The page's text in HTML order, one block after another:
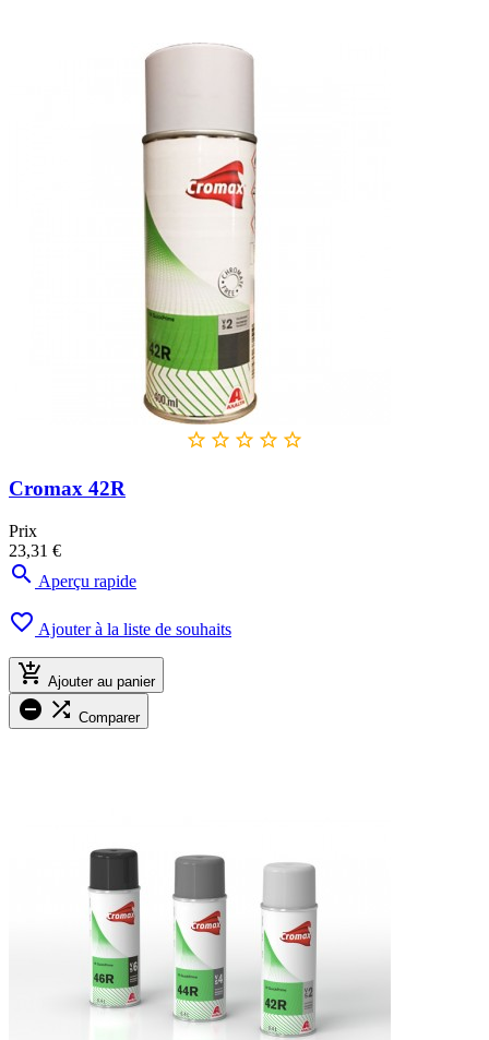
    
Cromax 42R
Prix
23,31 €
 Aperçu rapide
 Ajouter à la liste de souhaits
 Ajouter au panier
  Comparer